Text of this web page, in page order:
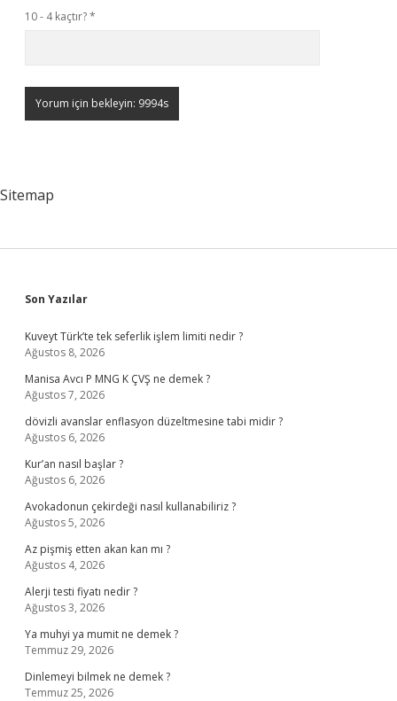
10 - 4 kaçtır?*
Sitemap
Sidebar
Son Yazılar
Kuveyt Türk’te tek seferlik işlem limiti nedir ?
Ağustos 8, 2026
Manisa Avcı P MNG K ÇVŞ ne demek ?
Ağustos 7, 2026
dövizli avanslar enflasyon düzeltmesine tabi midir ?
Ağustos 6, 2026
Kur’an nasıl başlar ?
Ağustos 6, 2026
Avokadonun çekirdeği nasıl kullanabiliriz ?
Ağustos 5, 2026
Az pişmiş etten akan kan mı ?
Ağustos 4, 2026
Alerji testi fiyatı nedir ?
Ağustos 3, 2026
Ya muhyi ya mumit ne demek ?
Temmuz 29, 2026
Dinlemeyi bilmek ne demek ?
Temmuz 25, 2026